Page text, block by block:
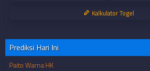
Kalkulator Togel
Prediksi Hari Ini
Paito Warna HK